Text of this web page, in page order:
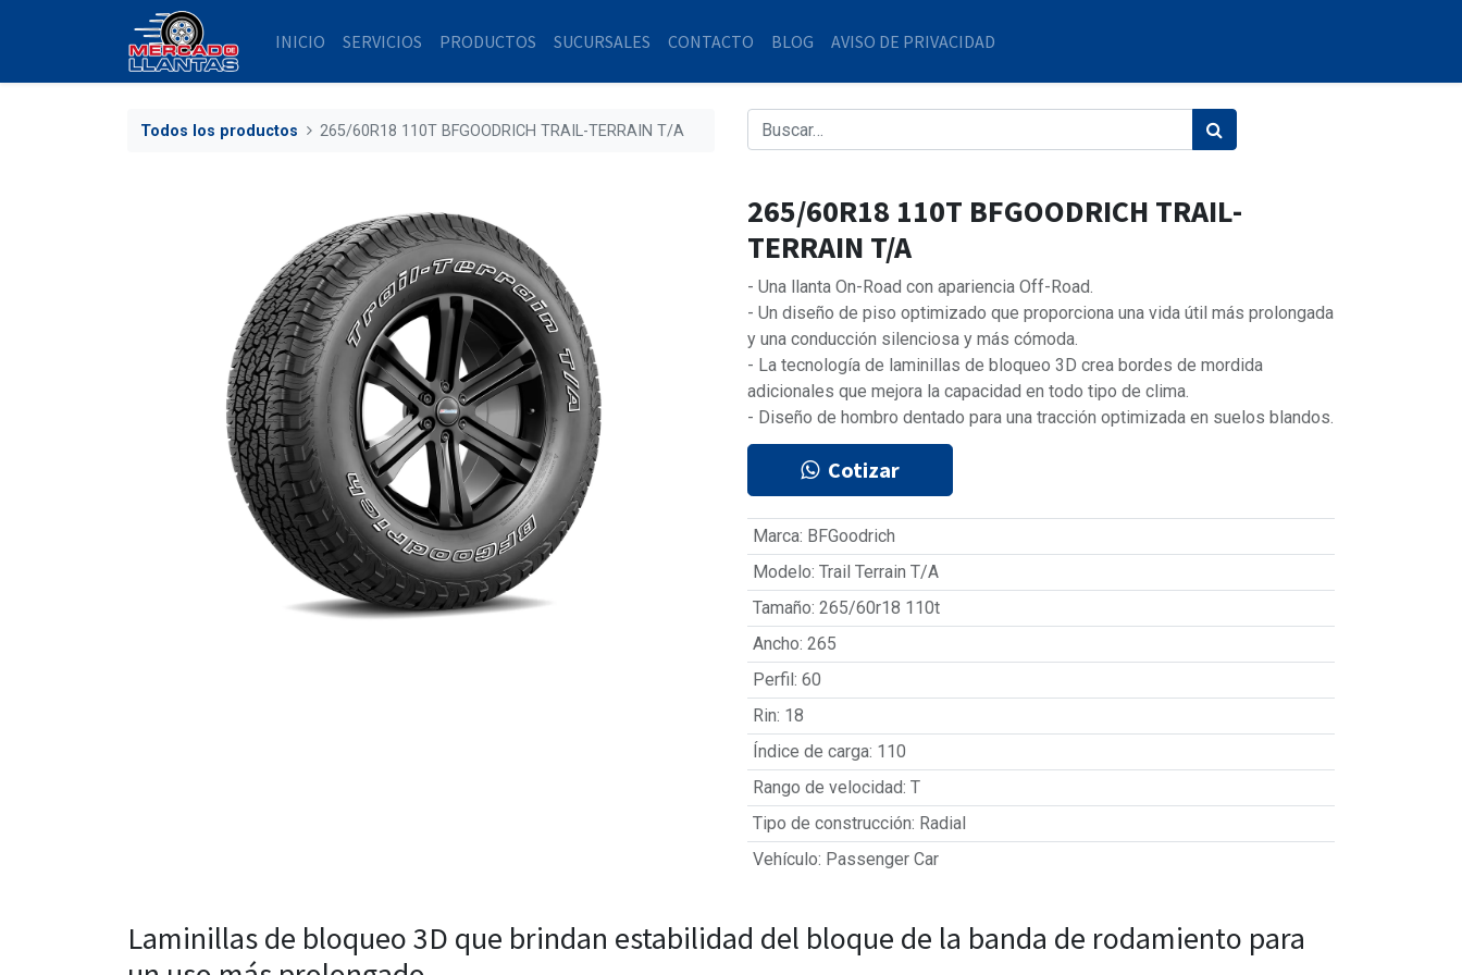
INICIO SERVICIOS PRODUCTOS SUCURSALES CONTACTO BLOG AVISO DE PRIVACIDAD
Todos los productos 265/60R18 110T BFGOODRICH TRAIL-TERRAIN T/A
265/60R18 110T BFGOODRICH TRAIL-
TERRAIN T/A
- Una llanta On-Road con apariencia Off-Road.
- Un diseño de piso optimizado que proporciona una vida útil más prolongada
y una conducción silenciosa y más cómoda.
- La tecnología de laminillas de bloqueo 3D crea bordes de mordida
adicionales que mejora la capacidad en todo tipo de clima.
- Diseño de hombro dentado para una tracción optimizada en suelos blandos.
Cotizar
Marca: BFGoodrich
Modelo: Trail Terrain T/A
Tamaño: 265/60r18 110t
Ancho: 265
Perfil: 60
Rin: 18
Índice de carga: 110
Rango de velocidad: T
Tipo de construcción: Radial
Vehículo: Passenger Car
Laminillas de bloqueo 3D que brindan estabilidad del bloque de la banda de rodamiento para